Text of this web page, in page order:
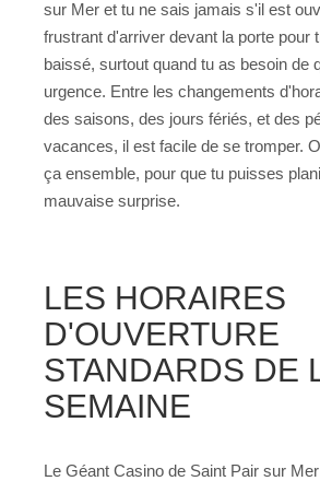
sur Mer et tu ne sais jamais s'il est
frustrant d'arriver devant la porte pour
baissé, surtout quand tu as besoin de
urgence. Entre les changements
des saisons, des jours fériés, et des
vacances, il est facile de se tromper.
ça ensemble, pour que tu puisses
mauvaise surprise.
LES HORAIRES
D'OUVERTURE
STANDARDS DE
SEMAINE
Le Géant Casino de Saint Pair sur